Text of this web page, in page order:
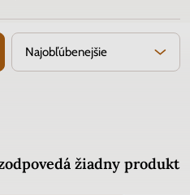
Najobľúbenejšie
žiadny produkt